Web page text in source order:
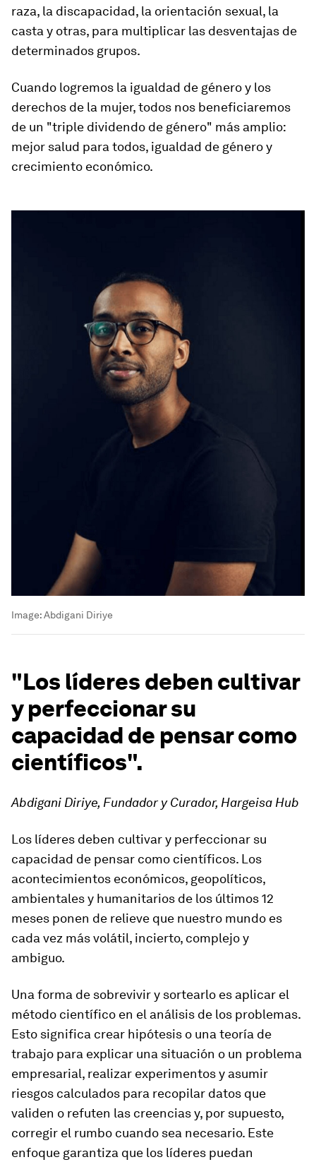
raza, la discapacidad, la orientación sexual, la
casta y otras, para multiplicar las desventajas de
determinados grupos.
Cuando logremos la igualdad de género y los
derechos de la mujer, todos nos beneficiaremos
de un "triple dividendo de género" más amplio:
mejor salud para todos, igualdad de género y
crecimiento económico.
Image:Abdigani Diriye
"Los líderes deben cultivar
y perfeccionar su
capacidad de pensar como
científicos".
Abdigani Diriye, Fundador y Curador, Hargeisa Hub
Los líderes deben cultivar y perfeccionar su
capacidad de pensar como científicos. Los
acontecimientos económicos, geopolíticos,
ambientales y humanitarios de los últimos 12
meses ponen de relieve que nuestro mundo es
cada vez más volátil, incierto, complejo y
ambiguo.
Una forma de sobrevivir y sortearlo es aplicar el
método científico en el análisis de los problemas.
Esto significa crear hipótesis o una teoría de
trabajo para explicar una situación o un problema
empresarial, realizar experimentos y asumir
riesgos calculados para recopilar datos que
validen o refuten las creencias y, por supuesto,
corregir el rumbo cuando sea necesario. Este
enfoque garantiza que los líderes puedan